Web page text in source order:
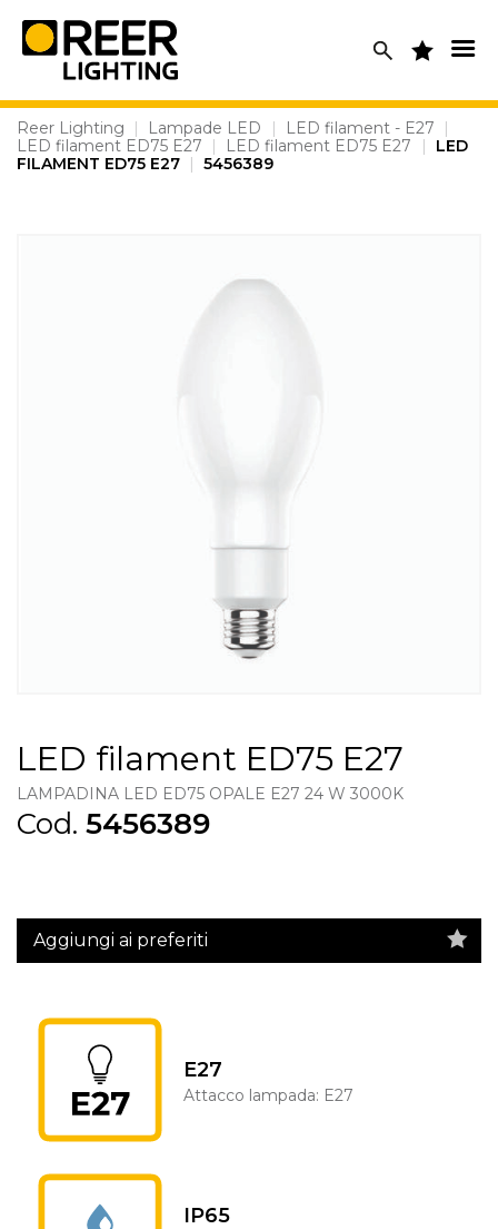
content
Reer Lighting | Lampade LED | LED filament - E27
|
LED filament ED75 E27
| LED filament ED75 E27 |
LED
FILAMENT ED75 E27 | 5456389
LED filament ED75 E27
LAMPADINA LED ED75 OPALE E27 24 W 3000K
Cod. 5456389
Aggiungi ai preferiti
E27
Attacco lampada: E27
IP65